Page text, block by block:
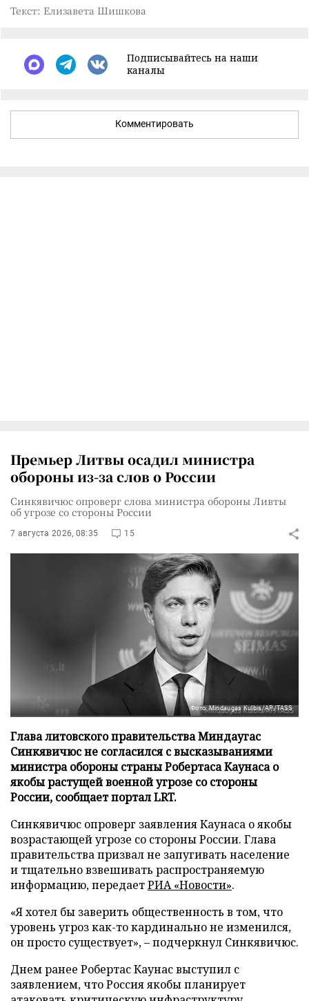
Текст: Елизавета Шишкова
Подписывайтесь на наши
каналы
Комментировать
Премьер Литвы осадил министра
обороны из-за слов о России
Синкявичюс опроверг слова министра обороны Ливты
об угрозе со стороны России
7 августа 2026, 08:35 15
Фото: Mindaugas Kulbis/AP/TASS
Глава литовского правительства Миндаугас
Синкявичюс не согласился с высказываниями
министра обороны страны Робертаса Каунаса о
якобы растущей военной угрозе со стороны
России, сообщает портал LRT.
Синкявичюс опроверг заявления Каунаса о якобы
возрастающей угрозе со стороны России. Глава
правительства призвал не запугивать население
и тщательно взвешивать распространяемую
информацию, передаетРИА «Новости».
«Я хотел бы заверить общественность в том, что
уровень угроз как-то кардинально не изменился,
он просто существует», – подчеркнул Синкявичюс.
Днем ранее Робертас Каунас выступил с
заявлением, что Россия якобы планирует